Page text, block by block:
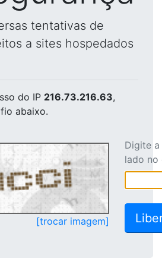
tentativas de
a sites hospedados
do IP 216.73.216.63,
abaixo.
[trocar imagem]
Digite
lado no